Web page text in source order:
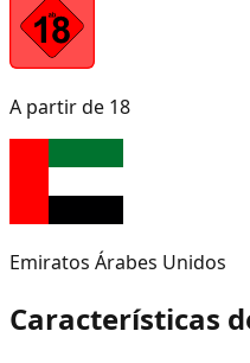
A partir de 18
Emiratos Árabes Unidos
Características